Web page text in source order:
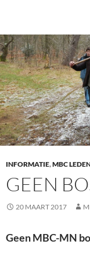
INFORMATIE,MBC
GEEN
20 MAART 2017
Geen MBC-MN